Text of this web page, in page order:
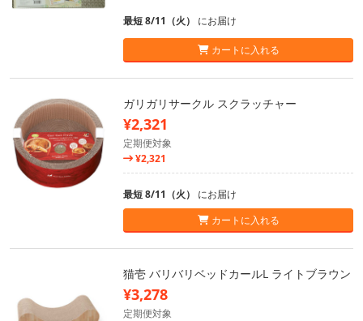
最短 8/11（火） にお届け
カートに入れる
ガリガリサークル スクラッチャー
¥2,321
定期便対象
¥2,321
最短 8/11（火） にお届け
カートに入れる
猫壱 バリバリベッドカールL ライトブラウン
¥3,278
定期便対象